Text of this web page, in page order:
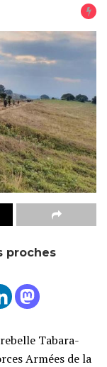
proches
Tabara-
Armées de la